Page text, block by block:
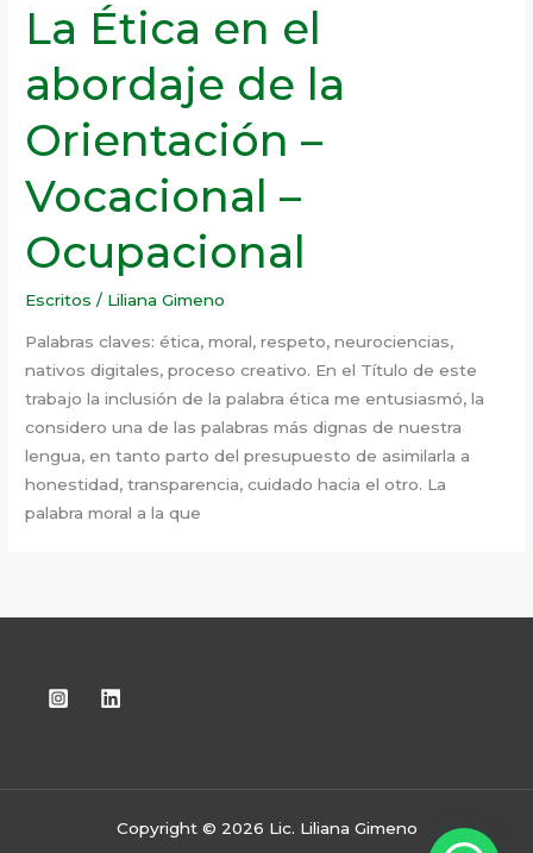
La Ética en el
abordaje de la
Orientación –
Vocacional –
Ocupacional
Escritos / Liliana Gimeno
Palabras claves: ética, moral, respeto, neurociencias,
nativos digitales, proceso creativo. En el Título de este
trabajo la inclusión de la palabra ética me entusiasmó, la
considero una de las palabras más dignas de nuestra
lengua, en tanto parto del presupuesto de asimilarla a
honestidad, transparencia, cuidado hacia el otro. La
palabra moral a la que
Copyright © 2026 Lic. Liliana Gimeno